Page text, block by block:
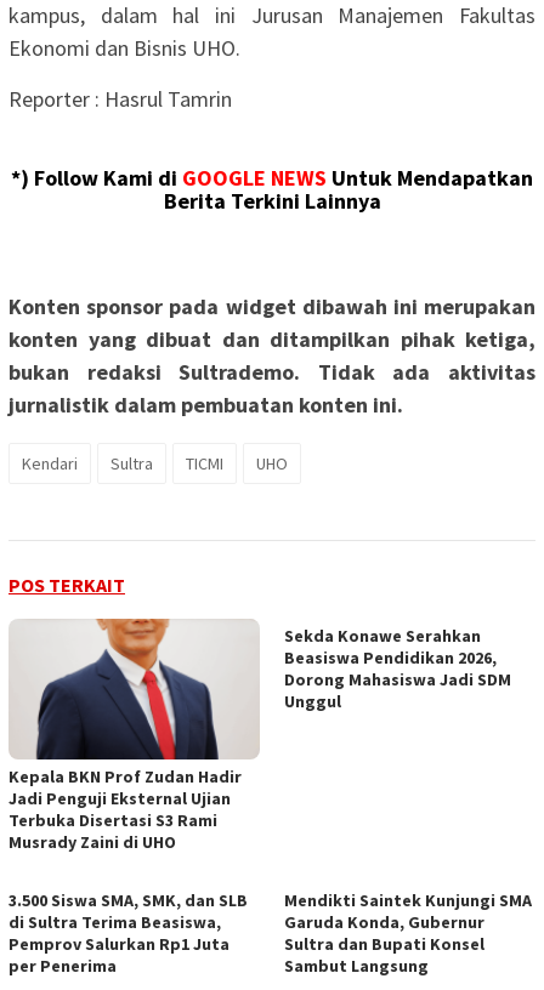
kampus, dalam hal ini Jurusan Manajemen Fakultas
Ekonomi dan Bisnis UHO.
Reporter : Hasrul Tamrin
*) Follow Kami di GOOGLE NEWS Untuk Mendapatkan
Berita Terkini Lainnya
Konten sponsor pada widget dibawah ini merupakan
konten yang dibuat dan ditampilkan pihak ketiga,
bukan redaksi Sultrademo. Tidak ada aktivitas
jurnalistik dalam pembuatan konten ini.
Kendari Sultra TICMI UHO
POS TERKAIT
Kepala BKN Prof Zudan Hadir
Jadi Penguji Eksternal Ujian
Terbuka Disertasi S3 Rami
Musrady Zaini di UHO
Sekda Konawe Serahkan
Beasiswa Pendidikan 2026,
Dorong Mahasiswa Jadi SDM
Unggul
3.500 Siswa SMA, SMK, dan SLB
di Sultra Terima Beasiswa,
Pemprov Salurkan Rp1 Juta
per Penerima
Mendikti Saintek Kunjungi SMA
Garuda Konda, Gubernur
Sultra dan Bupati Konsel
Sambut Langsung